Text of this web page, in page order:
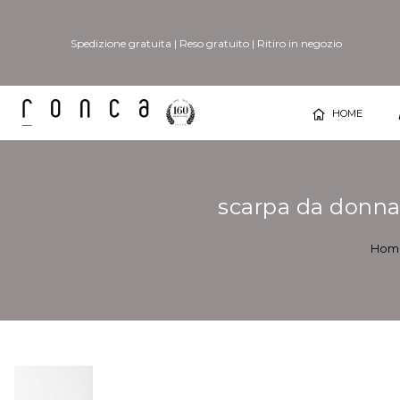
Spedizione gratuita | Reso gratuito| Ritiro in negozio
HOME
scarpa da